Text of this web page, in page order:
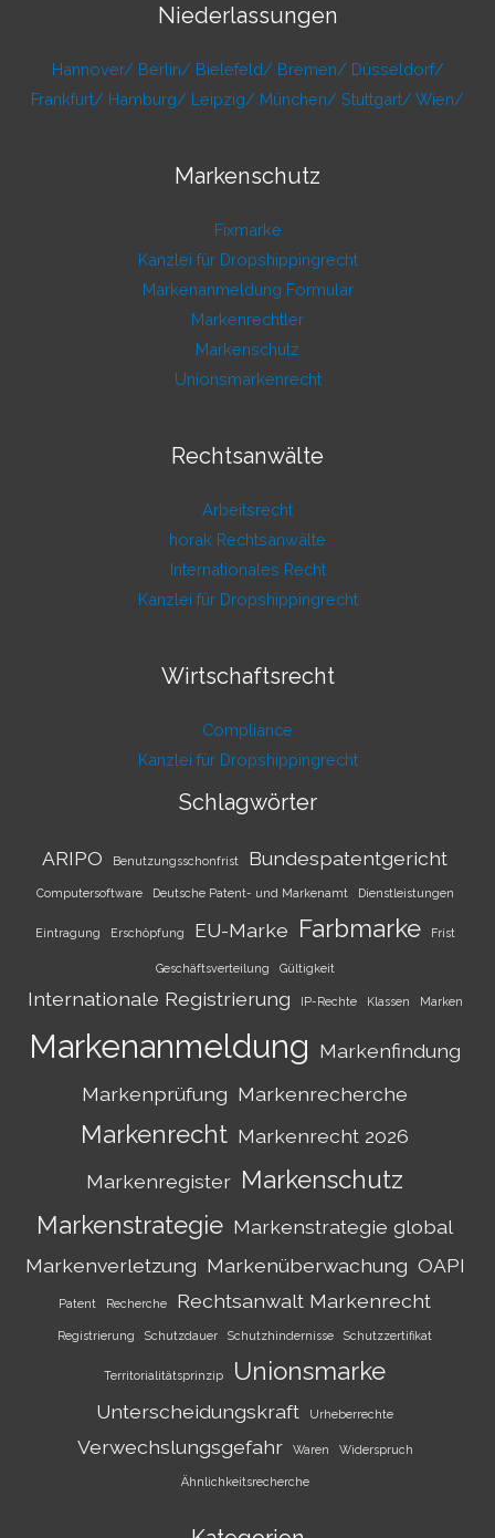
Niederlassungen
Hannover/ Berlin/ Bielefeld/ Bremen/ Düsseldorf/
Frankfurt/ Hamburg/ Leipzig/ München/ Stuttgart/ Wien/
Markenschutz
Fixmarke
Kanzlei für Dropshippingrecht
Markenanmeldung Formular
Markenrechtler
Markenschutz
Unionsmarkenrecht
Rechtsanwälte
Arbeitsrecht
horak Rechtsanwälte
Internationales Recht
Kanzlei für Dropshippingrecht
Wirtschaftsrecht
Compliance
Kanzlei für Dropshippingrecht
Schlagwörter
ARIPO Benutzungsschonfrist Bundespatentgericht
Computersoftware Deutsche Patent- und Markenamt Dienstleistungen
Eintragung Erschöpfung EU-Marke Farbmarke Frist
Geschäftsverteilung Gültigkeit
Internationale Registrierung IP-Rechte Klassen Marken
Markenanmeldung Markenfindung
Markenprüfung Markenrecherche
Markenrecht Markenrecht 2026
Markenregister Markenschutz
Markenstrategie Markenstrategie global
Markenverletzung Markenüberwachung OAPI
Patent Recherche Rechtsanwalt Markenrecht
Registrierung Schutzdauer Schutzhindernisse Schutzzertifikat
Territorialitätsprinzip Unionsmarke
Unterscheidungskraft Urheberrechte
Verwechslungsgefahr Waren Widerspruch
Ähnlichkeitsrecherche